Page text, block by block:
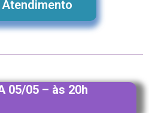
05/05 – às 20h